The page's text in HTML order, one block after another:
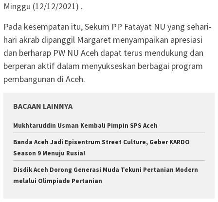
Minggu (12/12/2021) .
Pada kesempatan itu, Sekum PP Fatayat NU yang sehari-
hari akrab dipanggil Margaret menyampaikan apresiasi
dan berharap PW NU Aceh dapat terus mendukung dan
berperan aktif dalam menyukseskan berbagai program
pembangunan di Aceh.
BACAAN LAINNYA
Mukhtaruddin Usman Kembali Pimpin SPS Aceh
Banda Aceh Jadi Episentrum Street Culture, Geber KARDO
Season 9 Menuju Rusia!
Disdik Aceh Dorong Generasi Muda Tekuni Pertanian Modern
melalui Olimpiade Pertanian